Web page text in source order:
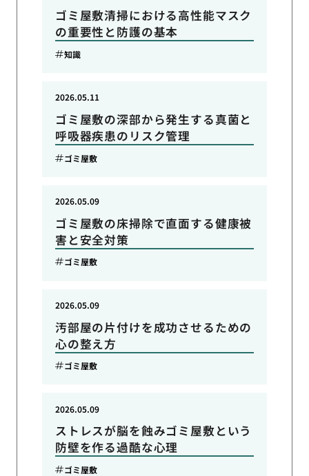
ゴミ屋敷清掃における高性能マスク
の重要性と防護の基本
知識
ゴミ屋敷の深部から発生する真菌と
呼吸器疾患のリスク管理
2026.05.11
ゴミ屋敷
ゴミ屋敷の床掃除で直面する健康被
害と安全対策
2026.05.09
ゴミ屋敷
汚部屋の片付けを成功させるための
心の整え方
2026.05.09
ゴミ屋敷
ストレスが脳を蝕みゴミ屋敷という
防壁を作る過酷な心理
2026.05.09
ゴミ屋敷